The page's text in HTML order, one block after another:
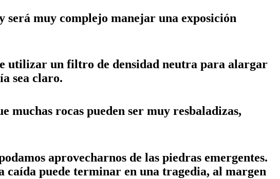
será muy complejo manejar una exposición
utilizar un filtro de densidad neutra para alargar
sea claro.
muchas rocas pueden ser muy resbaladizas,
aprovecharnos de las piedras emergentes.
puede terminar en una tragedia, al margen